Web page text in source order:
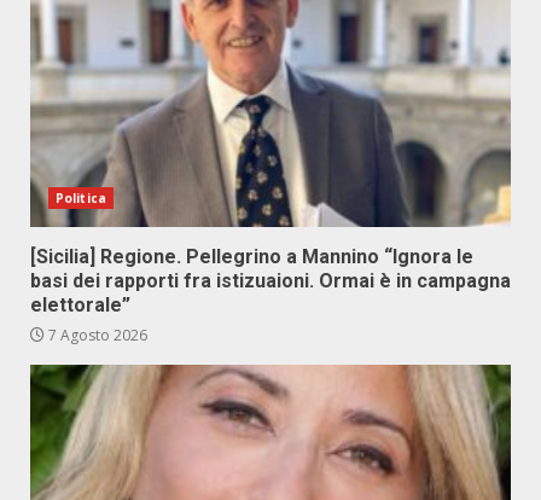
Politica
[Sicilia] Regione. Pellegrino a Mannino “Ignora le
basi dei rapporti fra istizuaioni. Ormai è in campagna
elettorale”
7 Agosto 2026